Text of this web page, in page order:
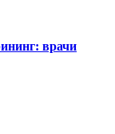
врачи